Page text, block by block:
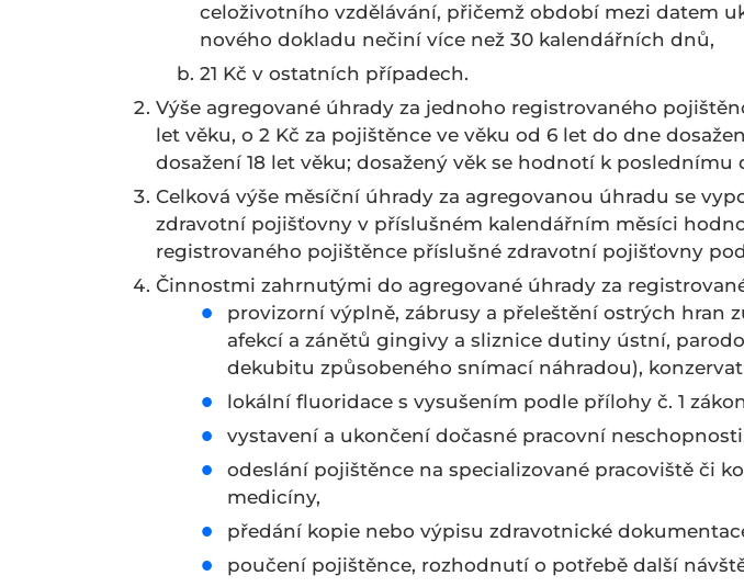
celoživotního vzdělávání, přičemž období mezi datem
nového dokladu nečiní více než 30 kalendářních dnů,
21 Kč v ostatních případech.
Výše agregované úhrady za jednoho registrovaného
let věku, o 2 Kč za pojištěnce ve věku od 6 let do dne
dosažení 18 let věku; dosažený věk se hodnotí k
Celková výše měsíční úhrady za agregovanou úhradu se
zdravotní pojišťovny v příslušném kalendářním měsíci
registrovaného pojištěnce příslušné zdravotní pojišťovny
Činnostmi zahrnutými do agregované úhrady za
provizorní výplně, zábrusy a přeleštění ostrých hran
afekcí a zánětů gingivy a sliznice dutiny ústní,
dekubitu způsobeného snímací náhradou),
lokální fluoridace s vysušením podle přílohy č. 1
vystavení a ukončení dočasné pracovní
odeslání pojištěnce na specializované pracoviště či
medicíny,
předání kopie nebo výpisu zdravotnické
poučení pojištěnce, rozhodnutí o potřebě další